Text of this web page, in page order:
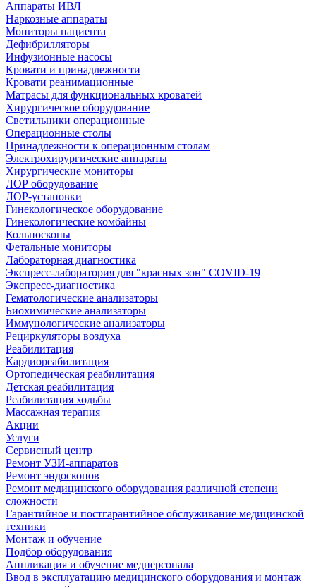
Аппараты ИВЛ
Наркозные аппараты
Мониторы пациента
Дефибрилляторы
Инфузионные насосы
Кровати и принадлежности
Кровати реанимационные
Матрасы для функциональных кроватей
Хирургическое оборудование
Светильники операционные
Операционные столы
Принадлежности к операционным столам
Электрохирургические аппараты
Хирургические мониторы
ЛОР оборудование
ЛОР-установки
Гинекологическое оборудование
Гинекологические комбайны
Кольпоскопы
Фетальные мониторы
Лабораторная диагностика
Экспресс-лаборатория для "красных зон" COVID-19
Экспресс-диагностика
Гематологические анализаторы
Биохимические анализаторы
Иммунологические анализаторы
Рециркуляторы воздуха
Реабилитация
Кардиореабилитация
Ортопедическая реабилитация
Детская реабилитация
Реабилитация ходьбы
Массажная терапия
Акции
Услуги
Сервисный центр
Ремонт УЗИ-аппаратов
Ремонт эндоскопов
Ремонт медицинского оборудования различной степени
сложности
Гарантийное и постгарантийное обслуживание медицинской
техники
Монтаж и обучение
Подбор оборудования
Аппликация и обучение медперсонала
Ввод в эксплуатацию медицинского оборудования и монтаж